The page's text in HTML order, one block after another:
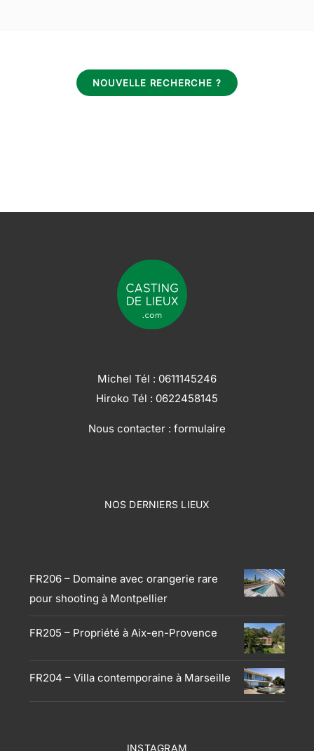
NOUVELLE RECHERCHE ?
Michel Tél : 0611145246
Hiroko Tél : 0622458145
Nous contacter : formulaire
NOS DERNIERS LIEUX
FR206 – Domaine avec orangerie rare
pour shooting à Montpellier
FR205 – Propriété à Aix-en-Provence
FR204 – Villa contemporaine à Marseille
INSTAGRAM